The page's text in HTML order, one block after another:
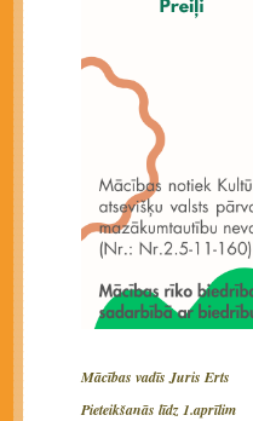
Mācības vadīs Juris Erts
Pieteikšanās līdz 1.aprīlim